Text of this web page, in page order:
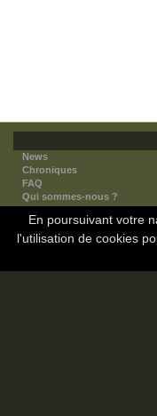
News
Chroniques
FAQ
Qui sommes-nous ?
Nos partenaires
Faites-nous connaitre
Nous contacter
En poursuivant votre
l'utilisation de cookies